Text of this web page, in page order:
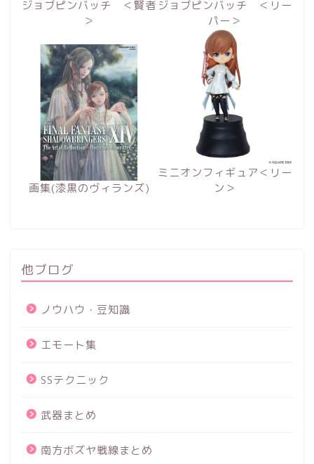
ジョブピンバッチ ＜賢者
＞
ジョブピンバッチ ＜リー
パー＞
画集(漆黒のヴィランズ)
ミニオンフィギュア＜リー
ン＞
他ブログ
ノウハウ・豆知識
エモート集
SSテクニック
武器まとめ
南方ボズヤ戦線まとめ